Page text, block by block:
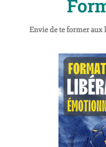
Envie de te former